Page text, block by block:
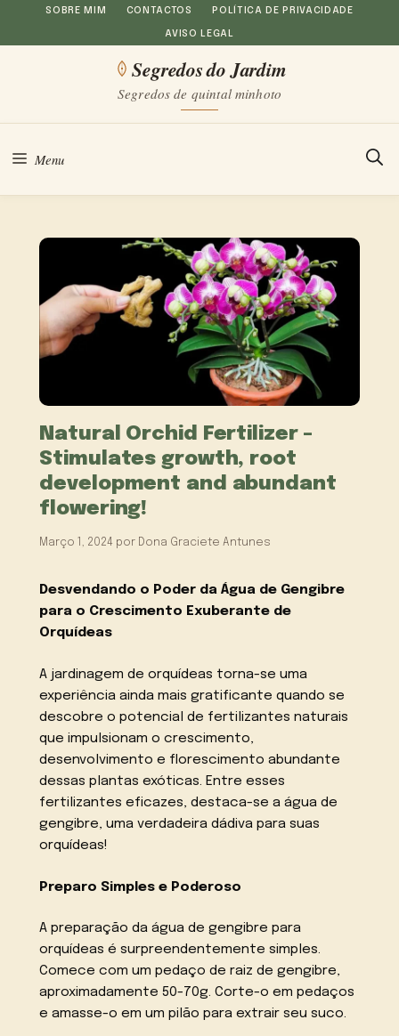
Saltar
para
SOBRE MIM CONTACTOS POLÍTICA DE PRIVACIDADE
AVISO LEGAL
Segredos do Jardim
Segredos de quintal minhoto
Menu
Natural Orchid Fertilizer –
Stimulates growth, root
development and abundant
flowering!
Março 1, 2024 por Dona Graciete Antunes
Desvendando o Poder da Água de Gengibre
para o Crescimento Exuberante de
Orquídeas
A jardinagem de orquídeas torna-se uma
experiência ainda mais gratificante quando se
descobre o potencial de fertilizantes naturais
que impulsionam o crescimento,
desenvolvimento e florescimento abundante
dessas plantas exóticas. Entre esses
fertilizantes eficazes, destaca-se a água de
gengibre, uma verdadeira dádiva para suas
orquídeas!
Preparo Simples e Poderoso
A preparação da água de gengibre para
orquídeas é surpreendentemente simples.
Comece com um pedaço de raiz de gengibre,
aproximadamente 50-70g. Corte-o em pedaços
e amasse-o em um pilão para extrair seu suco.